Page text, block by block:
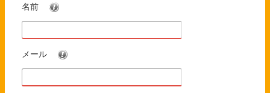
名前
メール